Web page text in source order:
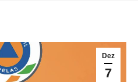
Dez
7